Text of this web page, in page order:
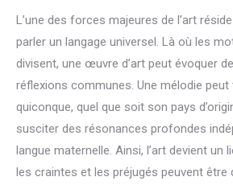
L’une des forces majeures de l’art
parler un langage universel. Là où les
divisent, une œuvre d’art peut évoquer
réflexions communes. Une mélodie
quiconque, quel que soit son pays
susciter des résonances profondes
langue maternelle. Ainsi, l’art devient un
les craintes et les préjugés peuvent